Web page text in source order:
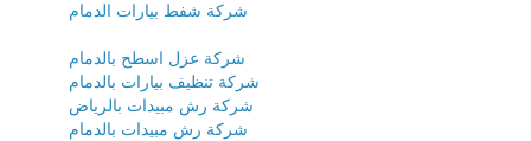
شركة شفط بيارات الدمام
شركة عزل اسطح بالدمام
شركة تنظيف بيارات بالدمام
شركة رش مبيدات بالرياض
شركة رش مبيدات بالدمام